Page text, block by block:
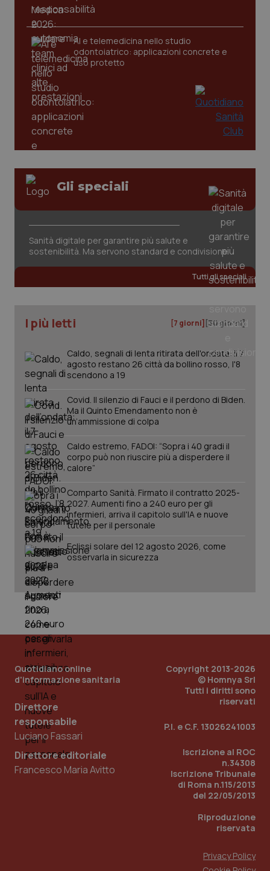
Ulcera & Reflusso
Vaccini
AI e telemedicina nello studio
odontoiatrico: applicazioni concrete e
uso protetto
Gli speciali
Sanità digitale per garantire più salute e
sostenibilità. Ma servono standard e condivisione
Tutti gli speciali
I più letti [7 giorni] [30 giorni]
Caldo, segnali di lenta ritirata dell'ondata: il 7
agosto restano 26 città da bollino rosso, l'8
scendono a 19
Covid. Il silenzio di Fauci e il perdono di Biden.
Ma il Quinto Emendamento non è
un’ammissione di colpa
Caldo estremo, FADOI: “Sopra i 40 gradi il
corpo può non riuscire più a disperdere il
calore”
Comparto Sanità. Firmato il contratto 2025-
2027. Aumenti fino a 240 euro per gli
infermieri, arriva il capitolo sull'IA e nuove
tutele per il personale
Eclissi solare del 12 agosto 2026, come
osservarla in sicurezza
Quotidiano online
d'informazione sanitaria
Direttore
responsabile
Luciano Fassari
Direttore editoriale
Francesco Maria Avitto
Copyright 2013-2026
© Homnya Srl
Tutti i diritti sono
riservati
P.I. e C.F. 13026241003
Iscrizione al ROC
n.34308
Iscrizione Tribunale
di Roma n.115/2013
del 22/05/2013
Riproduzione
riservata
Privacy Policy
CookieScriptConsent
www.quotidianosanita.it
tracking-sites-ironfish-
session-id
www.quotidianosanita.it
_ga
PHP.net
www.quotidianosanita.it